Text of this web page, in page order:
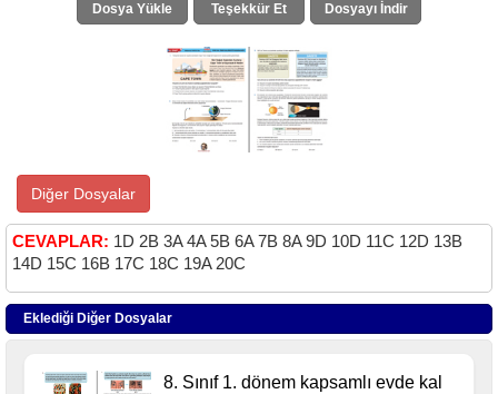
Dosya Yükle Teşekkür Et Dosyayı İndir
Diğer Dosyalar
CEVAPLAR: 1D 2B 3A 4A 5B 6A 7B 8A 9D 10D 11C 12D 13B
14D 15C 16B 17C 18C 19A 20C
Eklediği Diğer Dosyalar
8. Sınıf 1. dönem kapsamlı evde kal